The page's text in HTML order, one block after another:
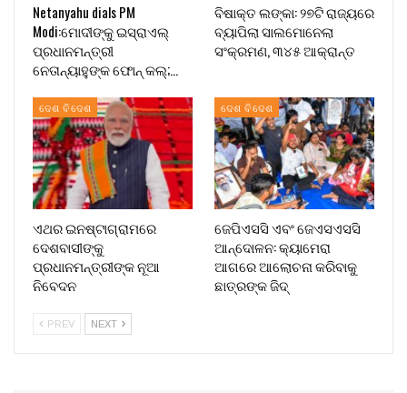
Netanyahu dials PM
Modi:ମୋଦୀଙ୍କୁ ଇସ୍ରାଏଲ୍
ପ୍ରଧାନମନ୍ତ୍ରୀ
ନେତାନ୍ୟାହୁଙ୍କ ଫୋନ୍ କଲ୍;…
ବିଷାକ୍ତ ଲଙ୍କା: ୨୭ଟି ରାଜ୍ୟରେ
ବ୍ୟାପିଲା ସାଲମୋନେଲା
ସଂକ୍ରମଣ, ୩୪୫ ଆକ୍ରାନ୍ତ
ଦେଶ ବିଦେଶ
ଏଥର ଇନଷ୍ଟାଗ୍ରାମରେ
ଦେଶବାସୀଙ୍କୁ
ପ୍ରଧାନମନ୍ତ୍ରୀଙ୍କ ନୂଆ
ନିବେଦନ
ଦେଶ ବିଦେଶ
ଜେପିଏସସି ଏବଂ ଜେଏସଏସସି
ଆନ୍ଦୋଳନ: କ୍ୟାମେରା
ଆଗରେ ଆଲୋଚନା କରିବାକୁ
ଛାତ୍ରଙ୍କ ଜିଦ୍
PREV NEXT